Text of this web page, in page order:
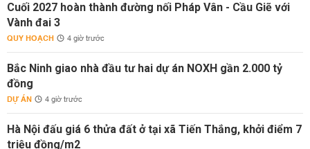
Cuối 2027 hoàn thành đường nối Pháp Vân - Cầu Giẽ với
Vành đai 3
QUY HOẠCH 4 giờ trước
Bắc Ninh giao nhà đầu tư hai dự án NOXH gần 2.000 tỷ
đồng
DỰ ÁN 4 giờ trước
Hà Nội đấu giá 6 thửa đất ở tại xã Tiến Thắng, khởi điểm 7
triệu đồng/m2